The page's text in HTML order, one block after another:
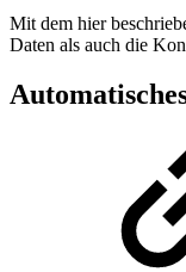
Mit dem hier
Daten als auch die